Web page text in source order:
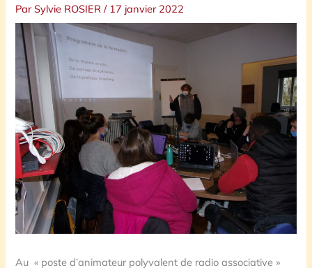
ParSylvie ROSIER/ 17 janvier 2022
Au « poste d’animateur polyvalent de radio associative »